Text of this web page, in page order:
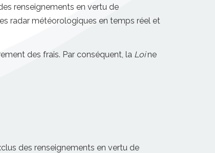
renseignements en vertu de
radar météorologiques en temps réel et
des frais. Par conséquent, la Loine
des renseignements en vertu de